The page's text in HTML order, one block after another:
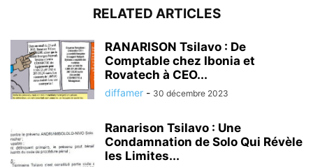
RELATED ARTICLES
RANARISON Tsilavo : De
Comptable chez Ibonia et
Rovatech à CEO...
diffamer - 30 décembre 2023
Ranarison Tsilavo : Une
Condamnation de Solo Qui Révèle
les Limites...